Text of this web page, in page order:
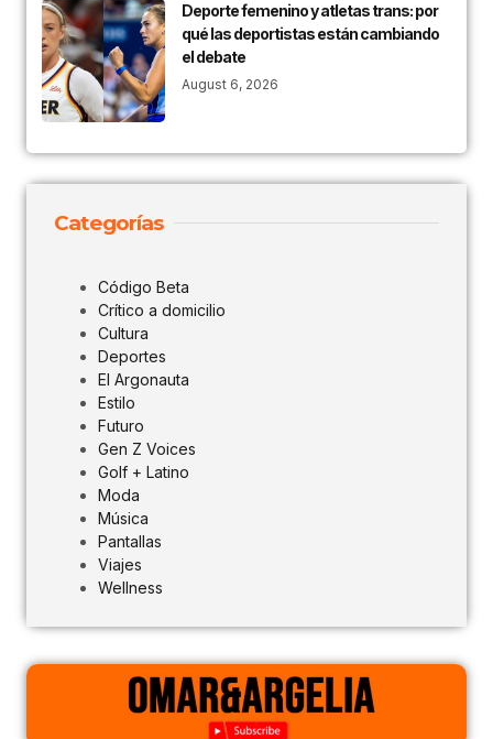
Deporte femenino y atletas trans: por
qué las deportistas están cambiando
el debate
August 6, 2026
Categorías
Código Beta
Crítico a domicilio
Cultura
Deportes
El Argonauta
Estilo
Futuro
Gen Z Voices
Golf + Latino
Moda
Música
Pantallas
Viajes
Wellness